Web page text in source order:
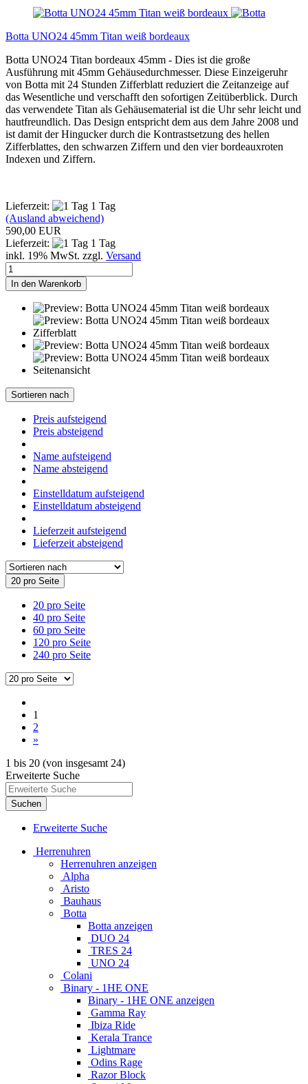
Botta UNO24 45mm Titan weiß bordeaux
Botta UNO24 Titan bordeaux 45mm - Dies ist die große
Ausführung mit 45mm Gehäusedurchmesser. Diese Einzeigeruhr
von Botta mit 24 Stunden Zifferblatt reduziert die Zeitanzeige auf
das Wesentliche und verschafft den sofortigen Zeitüberblick. Durch
das verwendete Titan als Gehäusematerial ist die Uhr sehr leicht und
hautfreundlich. Das Design entspricht dem aus dem Jahre 2008 und
ist damit der Hingucker durch die Kontrastsetzung des hellen
Zifferblattes, den schwarzen Ziffern und den vier bordeauxroten
Indexen und Ziffern.
Lieferzeit:
1 Tag
(Ausland abweichend)
590,00 EUR
Lieferzeit:
1 Tag
inkl. 19% MwSt. zzgl. Versand
In den Warenkorb
Sortieren nach
Preis aufsteigend
Preis absteigend
Name aufsteigend
Name absteigend
Einstelldatum aufsteigend
Einstelldatum absteigend
Lieferzeit aufsteigend
Lieferzeit absteigend
20 pro Seite
20 pro Seite
40 pro Seite
60 pro Seite
120 pro Seite
240 pro Seite
1
2
»
1 bis 20 (von insgesamt 24)
Erweiterte Suche
Suchen
Erweiterte Suche
Herrenuhren
Herrenuhren anzeigen
Alpha
Aristo
Bauhaus
Botta
Botta anzeigen
DUO 24
TRES 24
UNO 24
Colani
Binary - 1HE ONE
Binary - 1HE ONE anzeigen
Gamma Ray
Ibiza Ride
Kerala Trance
Lightmare
Odins Rage
Razor Block